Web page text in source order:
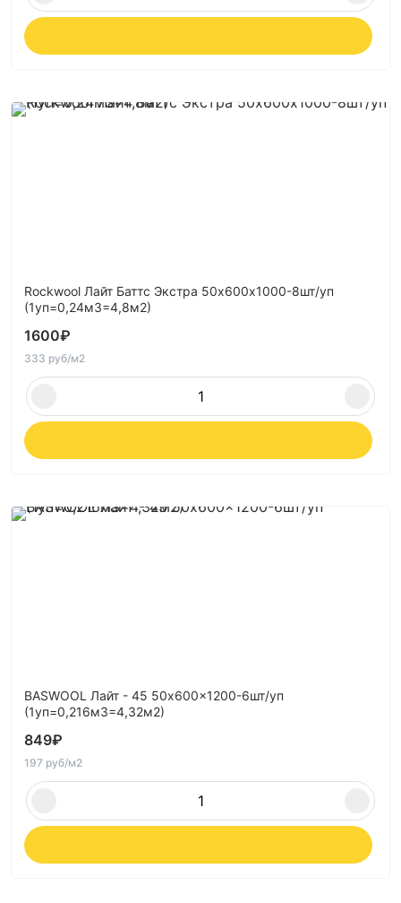
Rockwool Лайт Баттс Экстра 50х600х1000-8шт/уп
(1уп=0,24м3=4,8м2)
1600₽
333 руб/м2
BASWOOL Лайт - 45 50x600x1200-6шт/уп
(1уп=0,216м3=4,32м2)
849₽
197 руб/м2